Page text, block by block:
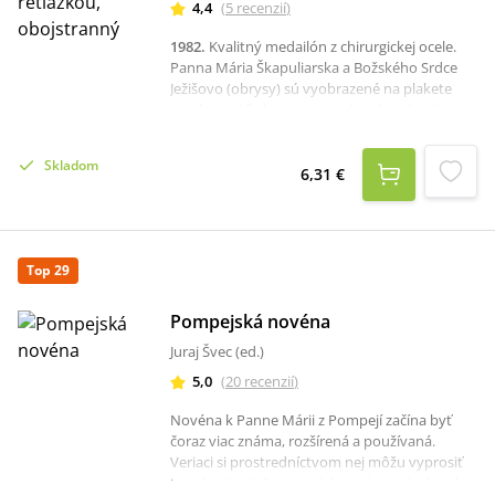
4,4 (5 recenzií)
1982. Kvalitný medailón z chirurgickej ocele.
Panna Mária Škapuliarska a Božského Srdce
Ježišovo (obrysy) sú vyobrazené na plakete
zapínaním 47 cm.Škapuliar je dar Panny Márie,
ktorá túži zachrániť svoje deti.
Skladom 6,31 €
Top 29
Pompejská novéna
Juraj Švec (ed.)
5,0 (20 recenzií)
Novéna k Panne Márii z Pompejí začína byť
čoraz viac známa, rozšírená a používaná.
Veriaci si prostredníctvom nej môžu vyprosiť
hojné milosti. Pompejská novéna má pôvod v